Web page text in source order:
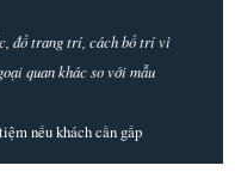
đồ trang trí, cách bố trí vì
quan khác so với mẫu
nếu khách cần gấp